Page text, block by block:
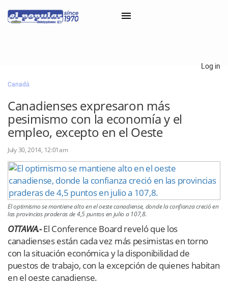
Classifieds
Categorías
Iniciar sesión con Clascal
Log in
Canadá
Canadienses expresaron más
pesimismo con la economía y el
empleo, excepto en el Oeste
July 30, 2014, 12:01am
El optimismo se mantiene alto en el oeste canadiense, donde la confianza creció en
las provincias praderas de 4,5 puntos en julio a 107,8.
OTTAWA.-El Conference Board reveló que los
canadienses están cada vez más pesimistas en torno
con la situación económica y la disponibilidad de
puestos de trabajo, con la excepción de quienes habitan
en el oeste canadiense.